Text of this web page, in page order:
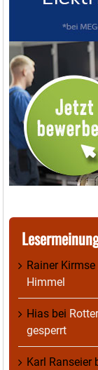
Rainer
Himmel
Hias bei
gesperrt
Karl Ranseier